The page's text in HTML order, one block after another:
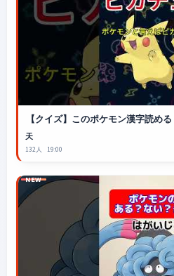
【クイズ】このポケモン漢字読める
天
132人 19:00
NEW